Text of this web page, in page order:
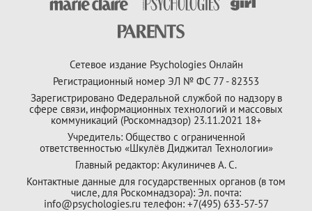
Сетевое издание Psychologies Онлайн
Регистрационный номер ЭЛ № ФС 77 - 82353
Зарегистрировано Федеральной службой по надзору в
сфере связи, информационных технологий и массовых
коммуникаций (Роскомнадзор) 23.11.2021 18+
Учредитель: Общество с ограниченной
ответственностью «Шкулёв Диджитал Технологии»
Главный редактор: Акулиничев А. С.
Контактные данные для государственных органов (в том
числе, для Роскомнадзора): Эл. почта:
info@psychologies.ru телефон: +7(495) 633-57-57